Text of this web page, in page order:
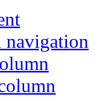
navigation